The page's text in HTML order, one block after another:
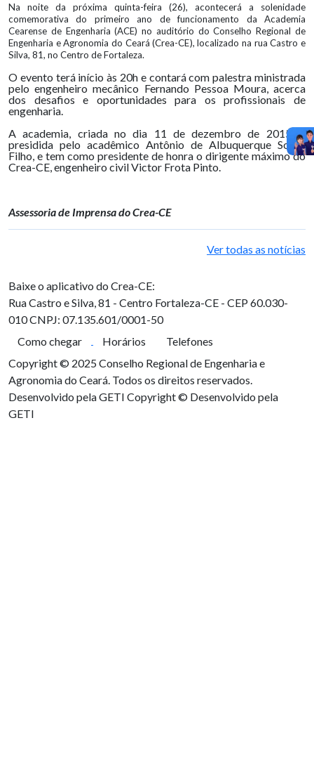
Na noite da próxima quinta-feira (26), acontecerá a solenidade
comemorativa do primeiro ano de funcionamento da Academia
Cearense de Engenharia (ACE) no auditório do Conselho Regional de
Engenharia e Agronomia do Ceará (Crea-CE), localizado na rua Castro e
Silva, 81, no Centro de Fortaleza.
O evento terá início às 20h e contará com palestra ministrada
pelo engenheiro mecânico Fernando Pessoa Moura, acerca
dos desafios e oportunidades para os profissionais de
engenharia.
A academia, criada no dia 11 de dezembro de 2015, é
presidida pelo acadêmico Antônio de Albuquerque Sousa
Filho, e tem como presidente de honra o dirigente máximo do
Crea-CE, engenheiro civil Victor Frota Pinto.
Assessoria de Imprensa do Crea-CE
Ver todas as notícias
Baixe o aplicativo do Crea-CE:
Rua Castro e Silva, 81 - Centro Fortaleza-CE - CEP 60.030-
010CNPJ: 07.135.601/0001-50
Como chegar
Horários
Telefones
Copyright © 2025 Conselho Regional de Engenharia e
Agronomia do Ceará. Todos os direitos reservados.
Desenvolvido pela GETI Copyright © Desenvolvido pela
GETI